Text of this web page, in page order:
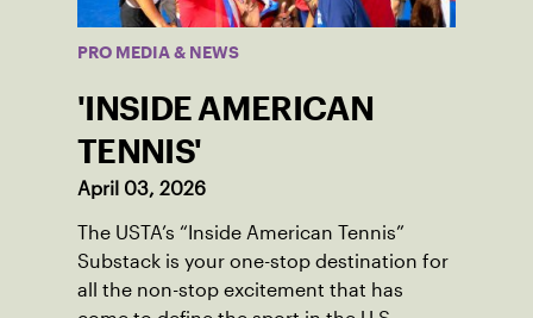
PRO MEDIA & NEWS
'INSIDE AMERICAN
TENNIS'
April 03, 2026
The USTA’s “Inside American Tennis”
Substack is your one-stop destination for
all the non-stop excitement that has